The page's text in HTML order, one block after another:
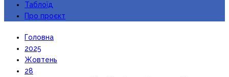
Таблоїд
Про проєкт
Головна
2025
Жовтень
28